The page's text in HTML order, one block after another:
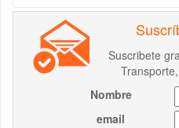
Suscribete
Nombre
email